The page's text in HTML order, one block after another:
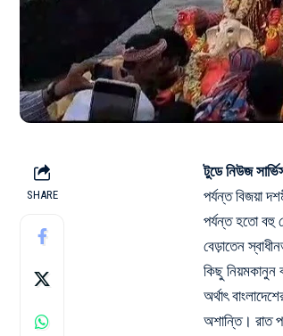
SHARE
টুডে নিউজ
পর্যন্ত বিজয়া
পর্যন্ত হতো বহু
বেড়াতেন
কিছু নিয়মকানুন
অর্থাৎ
অশান্তি। রাত